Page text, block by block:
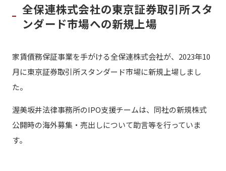
全保連株式会社の東京証券取引所スタ
ンダード市場への新規上場
家賃債務保証事業を手がける全保連株式会社が、2023年10
月に東京証券取引所スタンダード市場に新規上場しまし
た。
渥美坂井法律事務所のIPO支援チームは、同社の新規株式
公開時の海外募集・売出しについて助言等を行っていま
す。